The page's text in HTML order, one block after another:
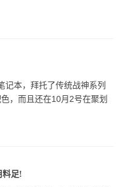
记本，拜托了传统战神系列
，而且还在10月2号在聚划
料足!